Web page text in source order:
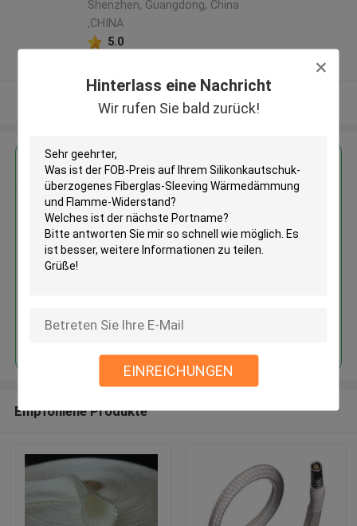
Hinterlass eine Nachricht
Wir rufen Sie bald zurück!
EINREICHUNGEN
Shenzhen, Guangdong, China
,CHINA
5.0
Sehen Sie mehr an
Erhalten Sie den besten Preis für
Silikonkautschuk-überzogenes
Fiberglas-
Sleeving Wärmedämmung und
Fortsetzen
Empfohlene Produkte